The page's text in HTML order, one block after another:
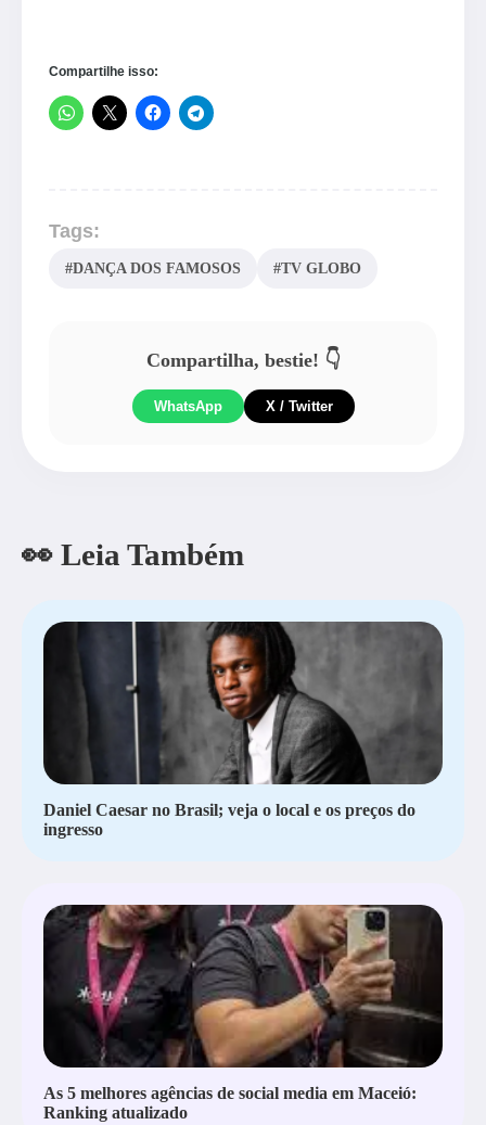
Compartilhe isso:
Tags:
#DANÇA DOS FAMOSOS #TV GLOBO
Compartilha, bestie! 👇
WhatsApp X / Twitter
👀 Leia Também
Daniel Caesar no Brasil; veja o local e os preços do
ingresso
As 5 melhores agências de social media em Maceió:
Ranking atualizado